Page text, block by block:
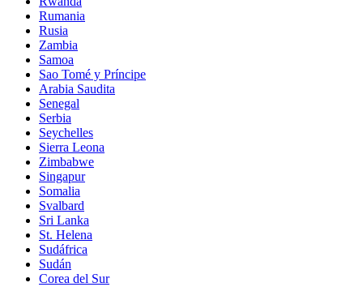
Rumania
Rusia
Zambia
Samoa
Sao Tomé y Príncipe
Arabia Saudita
Senegal
Serbia
Seychelles
Sierra Leona
Zimbabwe
Singapur
Somalia
Svalbard
Sri Lanka
St. Helena
Sudáfrica
Sudán
Corea del Sur